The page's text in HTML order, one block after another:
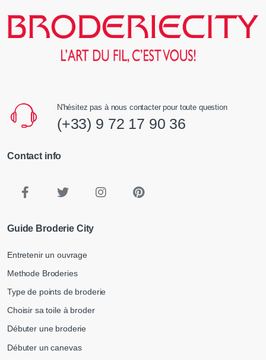
N'hésitez pas à nous contacter pour toute question
(+33) 9 72 17 90 36
Contact info
Guide Broderie City
Entretenir un ouvrage
Methode Broderies
Type de points de broderie
Choisir sa toile à broder
Débuter une broderie
Débuter un canevas